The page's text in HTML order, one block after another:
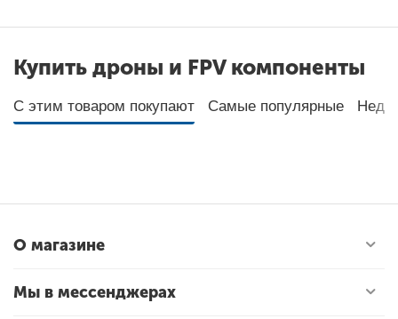
Купить дроны и FPV компоненты
С этим товаром покупают Самые популярные
О магазине
Мы в мессенджерах